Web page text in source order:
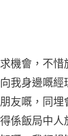
機會，不
我身邊嘅
友嘅，同
係飯局中